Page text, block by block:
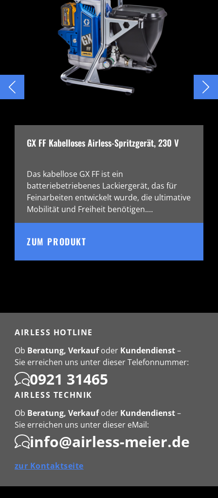
GX FF Kabelloses Airless-Spritzgerät, 230 V
Das kabellose GX FF ist ein
batteriebetriebenes Lackiergerät, das für
Feinarbeiten entwickelt wurde, die ultimative
Mobilität und Freiheit benötigen.…
ZUM PRODUKT
AIRLESS HOTLINE
Ob Beratung, Verkaufoder Kundendienst–
Sie erreichen uns unter dieser Telefonnummer:
0921 31465
AIRLESS TECHNIK
Ob Beratung, Verkaufoder Kundendienst–
Sie erreichen uns unter dieser eMail:
info@airless-meier.de
zur Kontaktseite